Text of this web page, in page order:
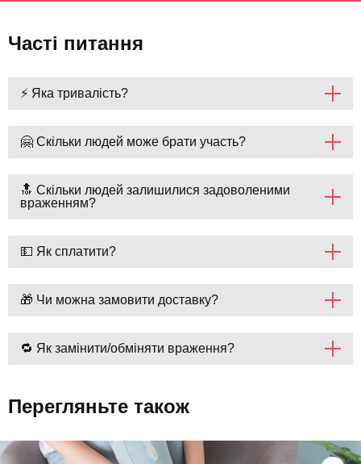
Часті питання
⚡ Яка тривалість?
🤗 Скільки людей може брати участь?
🔝 Скільки людей залишилися задоволеними
враженням?
💵 Як сплатити?
🎁 Чи можна замовити доставку?
🔁 Як замінити/обміняти враження?
Перегляньте також